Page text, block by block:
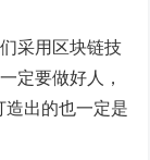
采用区块链技
定要做好人，
造出的也一定是